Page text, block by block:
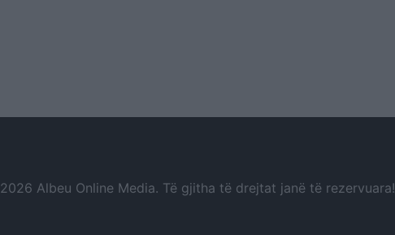
2026 Albeu Online Media. Të gjitha të drejtat janë të rezervuara!